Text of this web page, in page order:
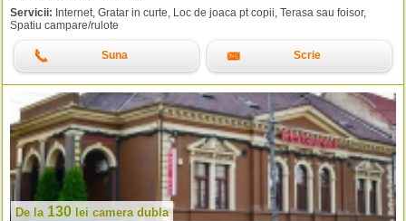
Servicii: Internet, Gratar in curte, Loc de joaca pt copii, Terasa sau foisor,
Spatiu campare/rulote
Suna Scrie
De la 130 lei camera dubla